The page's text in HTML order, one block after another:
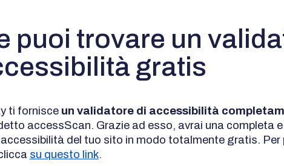
puoi trovare un
gratis
ti fornisce un validatore di accessibilità
accessScan. Grazie ad esso, avrai una completa
del tuo sito in modo totalmente gratis. Per
su questo link.